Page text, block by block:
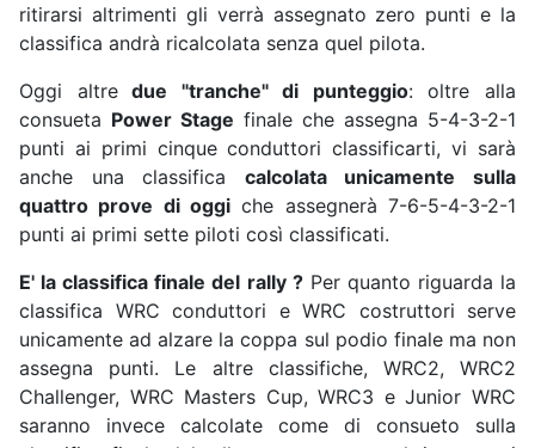
ritirarsi altrimenti gli verrà assegnato zero punti e la
classifica andrà ricalcolata senza quel pilota.
Oggi altredue "tranche" di punteggio: oltre alla
consueta Power Stage finale che assegna 5-4-3-2-1
punti ai primi cinque conduttori classificarti, vi sarà
anche una classifica calcolata unicamente sulla
quattro prove di oggi che assegnerà 7-6-5-4-3-2-1
punti ai primi sette piloti così classificati.
E' la classifica finale del rally ?Per quanto riguarda la
classifica WRC conduttori e WRC costruttori serve
unicamente ad alzare la coppa sul podio finale ma non
assegna punti. Le altre classifiche, WRC2, WRC2
Challenger, WRC Masters Cup, WRC3 e Junior WRC
saranno invece calcolate come di consueto sulla